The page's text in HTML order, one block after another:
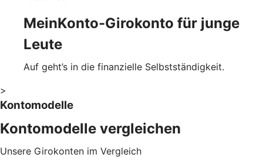
MeinKonto-Girokonto für junge
Leute
Auf geht’s in die finanzielle Selbstständigkeit.
>
Kontomodelle
Kontomodelle vergleichen
Unsere Girokonten im Vergleich